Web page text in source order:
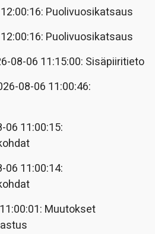
Puolivuosikatsaus
Puolivuosikatsaus
08-06 11:15:00: Sisäpiiritieto
08-06 11:00:46:
06 11:00:15:
06 11:00:14:
Muutokset